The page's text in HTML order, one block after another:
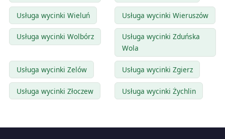
Usługa wycinki Wieluń Usługa wycinki Wieruszów
Usługa wycinki Wolbórz
Usługa wycinki Zduńska
Wola
Usługa wycinki Zelów Usługa wycinki Zgierz
Usługa wycinki Złoczew Usługa wycinki Żychlin